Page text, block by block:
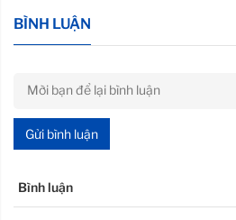
BÌNH LUẬN
Gửi bình luận
Bình luận